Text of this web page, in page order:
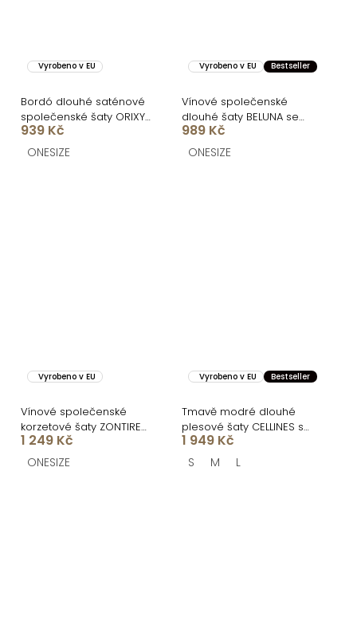
Vyrobeno v EU
Bordó dlouhé saténové
společenské šaty ORIXY
s výstřihem
939 Kč
ONESIZE
Vyrobeno v EU Bestseller
Vínové společenské
dlouhé šaty BELUNA se
šálem
989 Kč
ONESIZE
Vyrobeno v EU
Vínové společenské
korzetové šaty ZONTIRE
bez ramínek
1 249 Kč
ONESIZE
Vyrobeno v EU Bestseller
Tmavě modré dlouhé
plesové šaty CELLINES se
šněrováním
1 949 Kč
S M L